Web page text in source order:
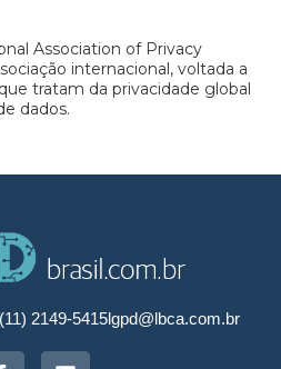
Association of Privacy
internacional, voltada a
tratam da privacidade global
dados.
2149-5415lgpd@lbca.com.br